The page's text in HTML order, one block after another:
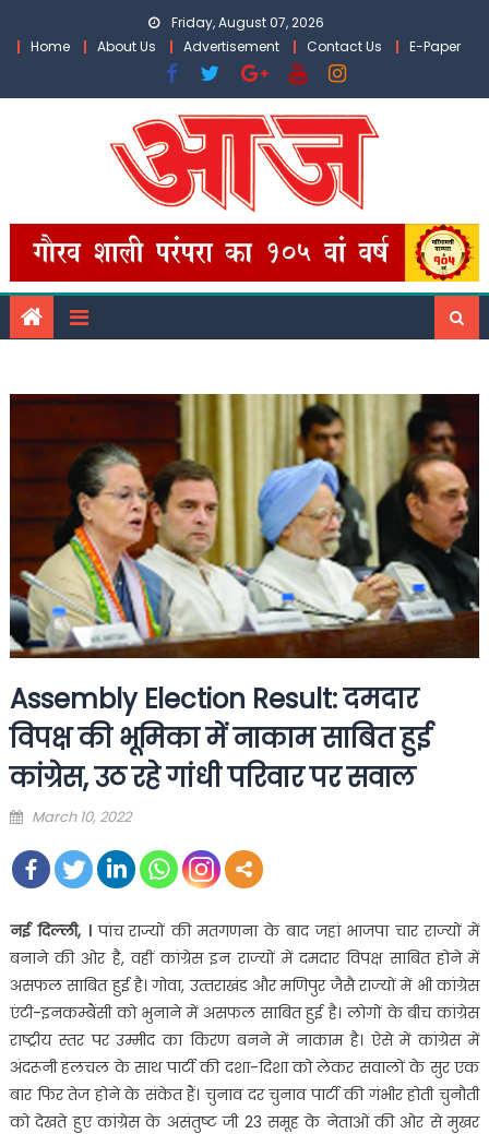
Friday, August 07, 2026
Home
About Us Advertisement Contact Us E-Paper
Assembly Election Result: दमदार
विपक्ष की भूम‍िका में नाकाम साबित हुई
कांग्रेस, उठ रहे गांधी परिवार पर सवाल
Posted
March 10, 2022
नई दिल्‍ली, ।पांच राज्यों की मतगणना के बाद जहां भाजपा चार राज्‍यों में
बनाने की ओर है, वहीं कांग्रेस इन राज्‍यों में दमदार विपक्ष साबित होने में
असफल साबित हुई है। गोवा, उत्‍तराखंड और मणिपुर जैसै राज्‍यों में भी कांग्रेस
एंटी-इनकम्बैंसी को भुनाने में असफल साबित हुई है। लोगों के बीच कांग्रेस
राष्‍ट्रीय स्‍तर पर उम्‍मीद का किरण बनने में नाकाम है। ऐसे में कांग्रेस में
अंदरूनी हलचल के साथ पार्टी की दशा-दिशा को लेकर सवालों के सुर एक
बार फिर तेज होने के संकेत हैं। चुनाव दर चुनाव पार्टी की गंभीर होती चुनौती
को देखते हुए कांग्रेस के असंतुष्ट जी 23 समूह के नेताओं की ओर से मुखर